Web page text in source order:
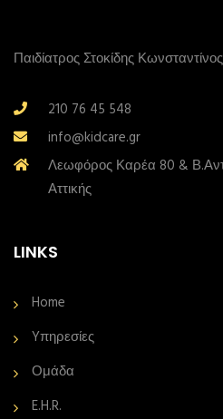
Παιδίατρος Στοκίδης Κωνσταντίνος
210 76 45 548
info@kidcare.gr
Λεωφόρος Καρέα 80 &
Αττικής
LINKS
Home
Yπηρεσίες
Ομάδα
E.H.R.